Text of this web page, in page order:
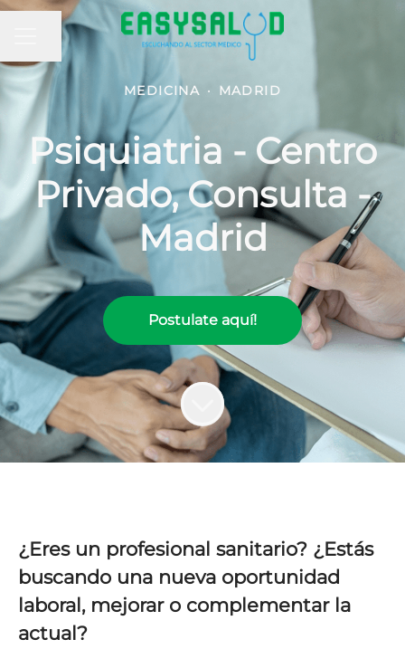
MENÚ DE EMPLEO
Compartir página
MEDICINA · MADRID
Psiquiatria - Centro
Privado, Consulta -
Madrid
Postulate aquí!
¿Eres un profesional sanitario? ¿Estás
buscando una nueva oportunidad
laboral, mejorar o complementar la
actual?